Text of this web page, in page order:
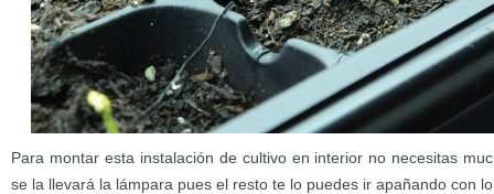
Para montar esta instalación de cultivo en interior no necesitas
se la llevará la lámpara pues el resto te lo puedes ir apañando con